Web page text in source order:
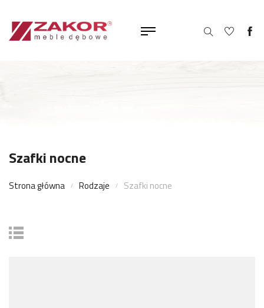
Szafki nocne
Strona główna Rodzaje Szafki nocne